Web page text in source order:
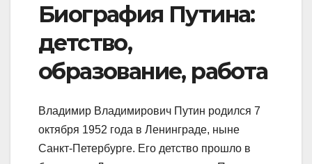
Биография Путина:
детство,
образование, работа
Владимир Владимирович Путин родился 7
октября 1952 года в Ленинграде, ныне
Санкт-Петербурге. Его детство прошло в